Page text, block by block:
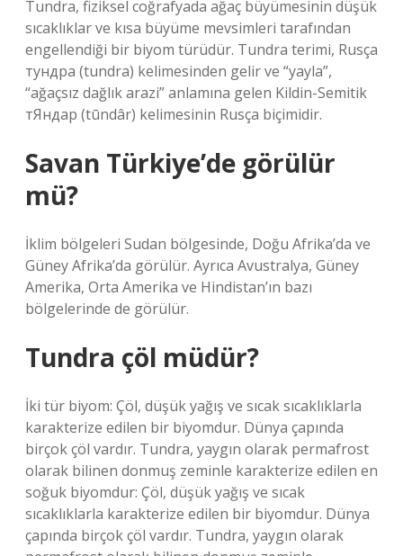
Tundra, fiziksel coğrafyada ağaç büyümesinin düşük
sıcaklıklar ve kısa büyüme mevsimleri tarafından
engellendiği bir biyom türüdür. Tundra terimi, Rusça
тундра (tundra) kelimesinden gelir ve “yayla”,
“ağaçsız dağlık arazi” anlamına gelen Kildin-Semitik
тЯндар (tūndâr) kelimesinin Rusça biçimidir.
Savan Türkiye’de görülür
mü?
İklim bölgeleri Sudan bölgesinde, Doğu Afrika’da ve
Güney Afrika’da görülür. Ayrıca Avustralya, Güney
Amerika, Orta Amerika ve Hindistan’ın bazı
bölgelerinde de görülür.
Tundra çöl müdür?
İki tür biyom: Çöl, düşük yağış ve sıcak sıcaklıklarla
karakterize edilen bir biyomdur. Dünya çapında
birçok çöl vardır. Tundra, yaygın olarak permafrost
olarak bilinen donmuş zeminle karakterize edilen en
soğuk biyomdur: Çöl, düşük yağış ve sıcak
sıcaklıklarla karakterize edilen bir biyomdur. Dünya
çapında birçok çöl vardır. Tundra, yaygın olarak